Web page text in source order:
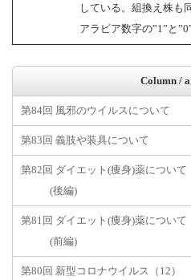
している。組換え株も
アラビア数字の”1”と
Column /
第84回 風邪のウイルスについて
第83回 義肢や装具について
第82回 ダイエット(痩身)薬について
(後編)
第81回 ダイエット(痩身)薬について
(前編)
第80回 新型コロナウイルス（12）